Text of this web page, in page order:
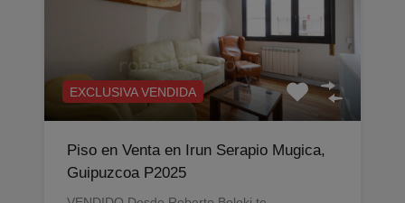
EXCLUSIVA VENDIDA
Piso en Venta en Irun Serapio Mugica,
Guipuzcoa P2025